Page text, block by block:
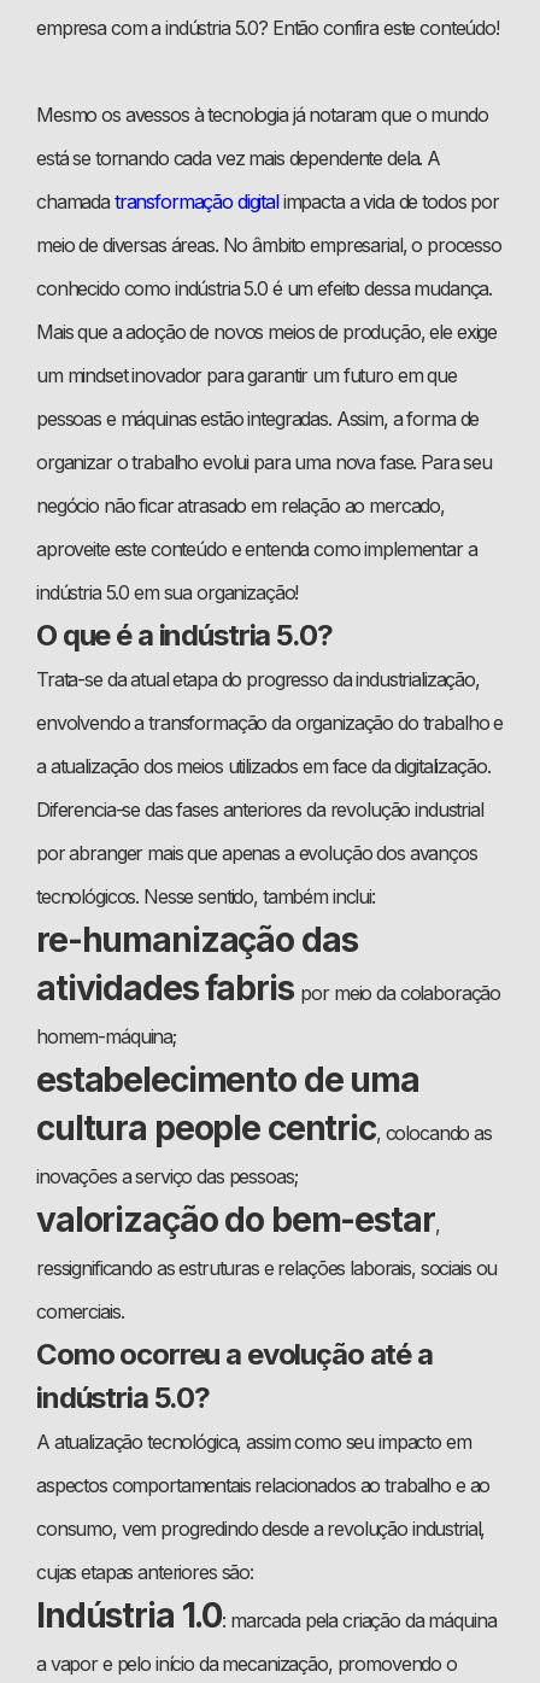
empresa com a indústria 5.0? Então confira este conteúdo!
Mesmo os avessos à tecnologia já notaram que o mundo
está se tornando cada vez mais dependente dela. A
chamada transformação digitalimpacta a vida de todos por
meio de diversas áreas. No âmbito empresarial, o processo
conhecido como indústria 5.0 é um efeito dessa mudança.
Mais que a adoção de novos meios de produção, ele exige
um mindset inovador para garantir um futuro em que
pessoas e máquinas estão integradas. Assim, a forma de
organizar o trabalho evolui para uma nova fase. Para seu
negócio não ficar atrasado em relação ao mercado,
aproveite este conteúdo e entenda como implementar a
indústria 5.0 em sua organização!
O que é a indústria 5.0?
Trata-se da atual etapa do progresso da industrialização,
envolvendo a transformação da organização do trabalho e
a atualização dos meios utilizados em face da digitalização.
Diferencia-se das fases anteriores da revolução industrial
por abranger mais que apenas a evolução dos avanços
tecnológicos. Nesse sentido, também inclui:
re-humanização das
atividades fabris por meio da colaboração
homem-máquina;
estabelecimento de uma
cultura people centric, colocando as
inovações a serviço das pessoas;
valorização do bem-estar,
ressignificando as estruturas e relações laborais, sociais ou
comerciais.
Como ocorreu a evolução até a
indústria 5.0?
A atualização tecnológica, assim como seu impacto em
aspectos comportamentais relacionados ao trabalho e ao
consumo, vem progredindo desde a revolução industrial,
cujas etapas anteriores são:
Indústria 1.0: marcada pela criação da máquina
a vapor e pelo início da mecanização, promovendo o